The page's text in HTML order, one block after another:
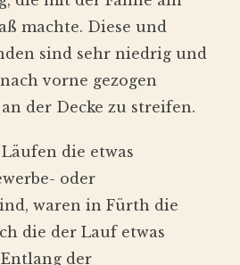
machte. Diese und
sind sehr niedrig und
vorne gezogen
der Decke zu streifen.
die etwas
oder
waren in Fürth die
die der Lauf etwas
der